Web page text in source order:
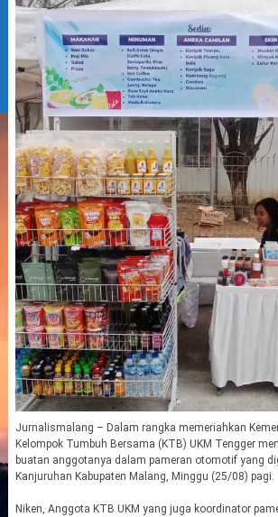
Jurnalismalang – Dalam rangka memeriahkan
Kelompok Tumbuh Bersama (KTB) UKM Tengger
buatan anggotanya dalam pameran otomotif yang
Kanjuruhan Kabupaten Malang, Minggu (25/08) pagi.
Niken, Anggota KTB UKM yang juga koordinator